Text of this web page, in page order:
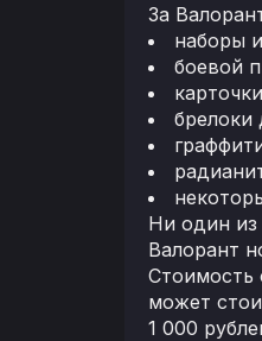
За
наборы
боевой
брелоки
Ни один из
Валорант
Стоимость
может
1 000